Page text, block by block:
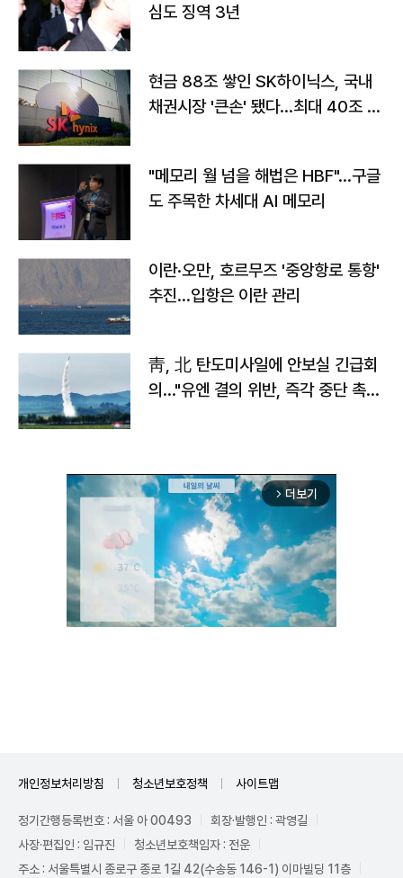
심도 징역 3년
현금 88조 쌓인 SK하이닉스, 국내
채권시장 '큰손' 됐다…최대 40조 투
"메모리 월 넘을 해법은 HBF"…구글
도 주목한 차세대 AI 메모리
이란·오만, 호르무즈 '중앙항로 통항'
추진…입항은 이란 관리
靑, 北 탄도미사일에 안보실 긴급회
의…"유엔 결의 위반, 즉각 중단 촉
arrow_forward_ios 더보기
개인정보처리방침 청소년보호정책 사이트맵
정기간행등록번호 : 서울 아 00493
회장·발행인 : 곽영길
사장·편집인 : 임규진
청소년보호책임자 : 전운
주소 : 서울특별시 종로구 종로 1길 42(수송동 146-1) 이마빌딩 11층